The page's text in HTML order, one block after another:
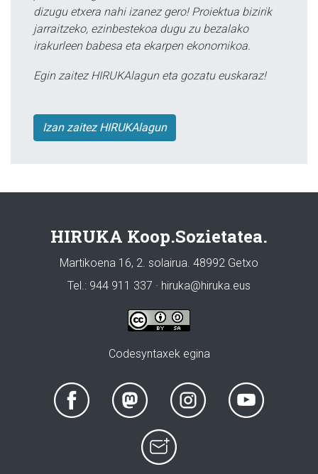
dizugu etxera nahi izanez gero! Proiektua bizirik
jarraitzeko, ezinbestekoa dugu zu bezalako
irakurleen babesa eta ekarpen ekonomikoa.
Egin zaitez HIRUKAlagun eta gozatu euskaraz!
Izan zaitez HIRUKAlagun
HIRUKA Koop.Sozietatea.
Martikoena 16, 2. solairua. 48992 Getxo
Tel.: 944 911 337 · hiruka@hiruka.eus
Codesyntaxek egina